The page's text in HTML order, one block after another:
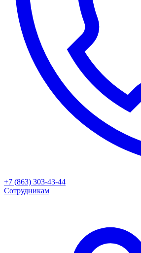
+7 (863) 303-43-44
Сотрудникам